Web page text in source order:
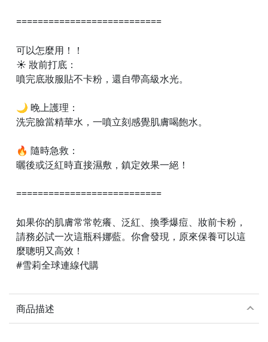
===========================
可以怎麼用！！
☀️ 妝前打底：
噴完底妝服貼不卡粉，還自帶高級水光。
🌙 晚上護理：
洗完臉當精華水，一噴立刻感覺肌膚喝飽水。
🔥 隨時急救：
曬後或泛紅時直接濕敷，鎮定效果一絕！
===========================
如果你的肌膚常常乾癢、泛紅、換季爆痘、妝前卡粉，
請務必試一次這瓶科娜藍。你會發現，原來保養可以這
麼聰明又高效！
#雪莉全球連線代購
商品描述